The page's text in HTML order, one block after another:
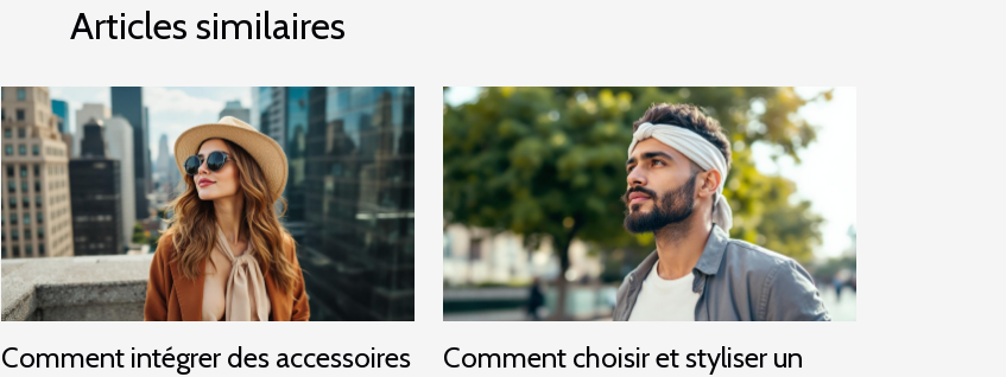
Articles similaires
Comment intégrer des accessoires
Comment choisir et styliser un